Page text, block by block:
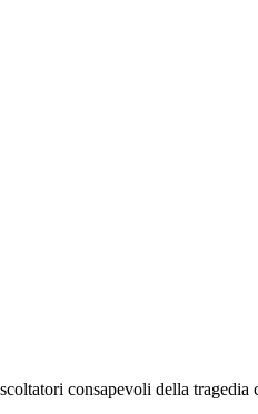
consapevoli della tragedia